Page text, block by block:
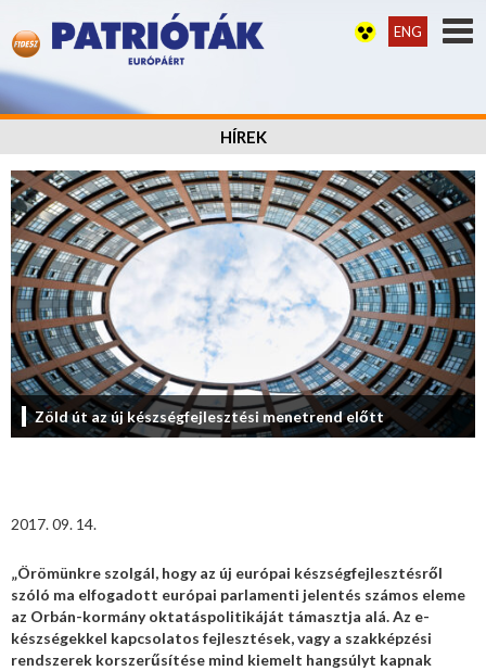
ENG
HÍREK
Zöld út az új készségfejlesztési menetrend előtt
2017. 09. 14.
„Örömünkre szolgál, hogy az új európai készségfejlesztésről
szóló ma elfogadott európai parlamenti jelentés számos eleme
az Orbán-kormány oktatáspolitikáját támasztja alá. Az e-
készségekkel kapcsolatos fejlesztések, vagy a szakképzési
rendszerek korszerűsítése mind kiemelt hangsúlyt kapnak